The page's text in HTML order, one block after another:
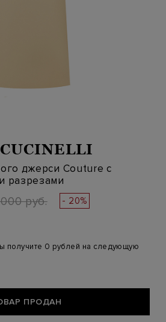
джерси Couture с
разрезами
руб. - 20%
получите 0 рублей на следующую
ПРОДАН